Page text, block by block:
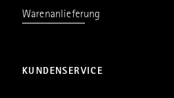
Warenanlieferung
KUNDENSERVICE